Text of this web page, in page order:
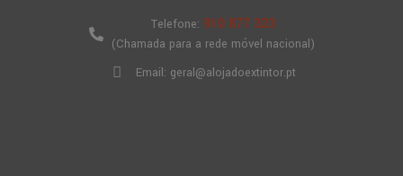
Telefone: 910 877 323
(Chamada para a rede móvel nacional)
Email: geral@alojadoextintor.pt